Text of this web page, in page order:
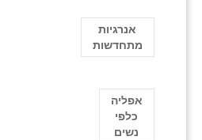
אנרגיות
מתחדשות
אפליה
כלפי
נשים